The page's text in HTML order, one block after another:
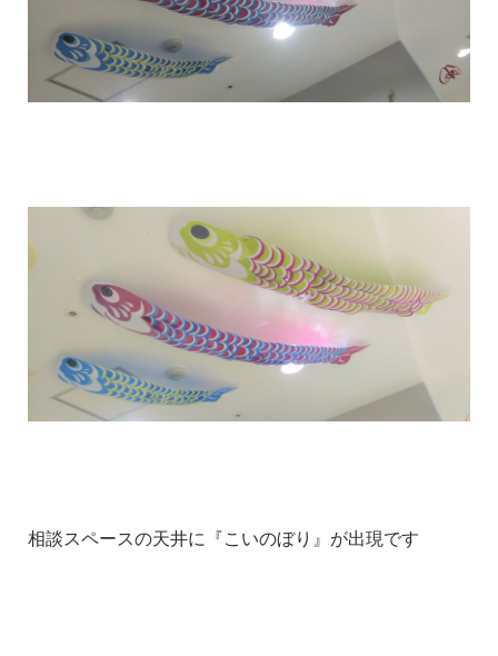
相談スペースの天井に『こいのぼり』が出現です